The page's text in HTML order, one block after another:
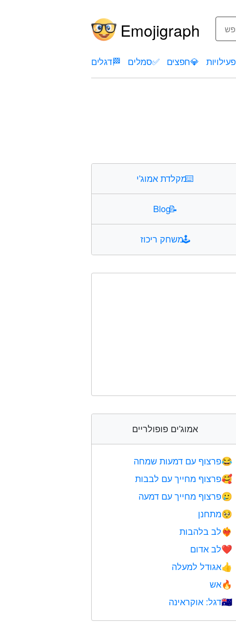
Emojigraph
פעילויות 💎חפצים ✅סמלים 🏁דגלים
⌨️מקלדת אמוג'י
📝
Blog
🕹️משחק ריכוז
אמוג'ים פופולריים
😂פרצוף עם דמעות שמחה
🥰פרצוף מחייך עם לבבות
🥲פרצוף מחייך עם דמעה
🥺מתחנן
❤️‍🔥לב בלהבות
❤️לב אדום
👍אגודל למעלה
🔥אש
🇺🇦דגל: אוקראינה